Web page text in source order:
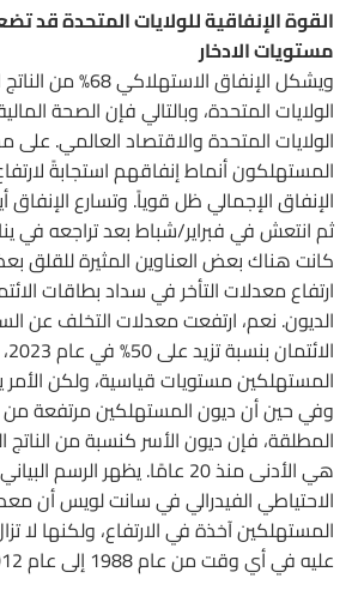
القوة الإنفاقية للولايات المتحدة قد
مستويات الادخار
ويشكل الإنفاق
الولايات المتحدة، وبالتالي فإن الصحة
المستهلكون أنماط إنفاقهم استجابةً
الإنفاق الإجمالي ظل قوياً. وتسارع الإنفاق
ثم انتعش في فبراير/شباط بعد تراجعه في
كانت هناك بعض العناوين المثيرة
ارتفاع معدلات التأخر في سداد بطاقات
الديون. نعم، ارتفعت معدلات التخلف عن
المستهلكين مستويات قياسية، ولكن
وفي حين أن ديون المستهلكين مرتفعة من
المطلقة، فإن ديون الأسر كنسبة من الناتج
هي الأدنى منذ 20 عامًا. يظهر الرسم
الاحتياطي الفيدرالي في سانت لويس أن
المستهلكين آخذة في الارتفاع، ولكنها لا
عليه في أي وقت من عام 1988 إلى عام 2012.